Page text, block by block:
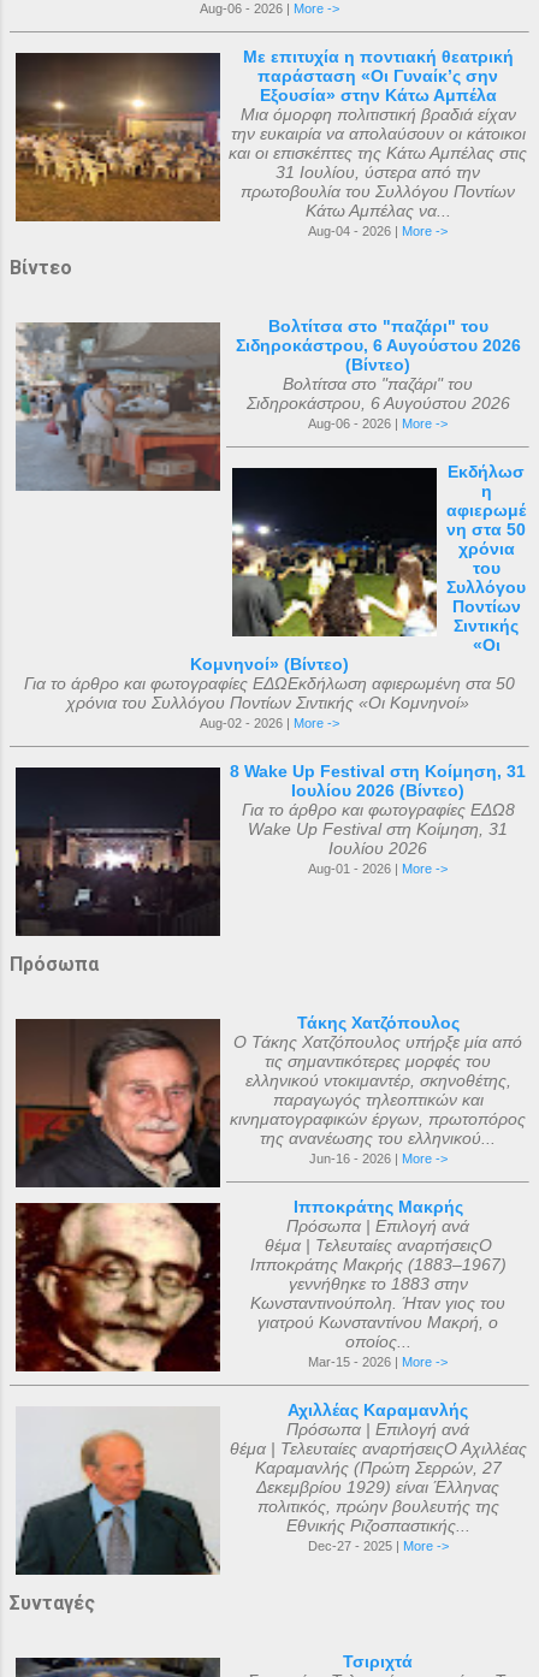
Aug-06 - 2026 | More ->
Με επιτυχία η ποντιακή θεατρική
παράσταση «Οι Γυναίκ’ς σην
Εξουσία» στην Κάτω Αμπέλα
Μια όμορφη πολιτιστική βραδιά είχαν
την ευκαιρία να απολαύσουν οι κάτοικοι
και οι επισκέπτες της Κάτω Αμπέλας στις
31 Ιουλίου, ύστερα από την
πρωτοβουλία του Συλλόγου Ποντίων
Κάτω Αμπέλας να...
Aug-04 - 2026 | More ->
Βίντεο
Βολτίτσα στο "παζάρι" του
Σιδηροκάστρου, 6 Αυγούστου 2026
(Βίντεο)
Βολτίτσα στο "παζάρι" του
Σιδηροκάστρου, 6 Αυγούστου 2026
Aug-06 - 2026 | More ->
Εκδήλωσ
η
αφιερωμέ
νη στα 50
χρόνια
του
Συλλόγου
Ποντίων
Σιντικής
«Οι
Κομνηνοί» (Βίντεο)
Για το άρθρο και φωτογραφίες ΕΔΩΕκδήλωση αφιερωμένη στα 50
χρόνια του Συλλόγου Ποντίων Σιντικής «Οι Κομνηνοί»
Aug-02 - 2026 | More ->
8 Wake Up Festival στη Κοίμηση, 31
Ιουλίου 2026 (Βίντεο)
Για το άρθρο και φωτογραφίες ΕΔΩ8
Wake Up Festival στη Κοίμηση, 31
Ιουλίου 2026
Aug-01 - 2026 | More ->
Πρόσωπα
Τάκης Χατζόπουλος
Ο Τάκης Χατζόπουλος υπήρξε μία από
τις σημαντικότερες μορφές του
ελληνικού ντοκιμαντέρ, σκηνοθέτης,
παραγωγός τηλεοπτικών και
κινηματογραφικών έργων, πρωτοπόρος
της ανανέωσης του ελληνικού...
Jun-16 - 2026 | More ->
Ιπποκράτης Μακρής
Πρόσωπα | Επιλογή ανά
θέμα | Τελευταίες αναρτήσειςΟ
Ιπποκράτης Μακρής (1883–1967)
γεννήθηκε το 1883 στην
Κωνσταντινούπολη. Ήταν γιος του
γιατρού Κωνσταντίνου Μακρή, ο
οποίος...
Mar-15 - 2026 | More ->
Αχιλλέας Καραμανλής
Πρόσωπα | Επιλογή ανά
θέμα | Τελευταίες αναρτήσειςΟ Αχιλλέας
Καραμανλής (Πρώτη Σερρών, 27
Δεκεμβρίου 1929) είναι Έλληνας
πολιτικός, πρώην βουλευτής της
Εθνικής Ριζοσπαστικής...
Dec-27 - 2025 | More ->
Συνταγές
Τσιριχτά